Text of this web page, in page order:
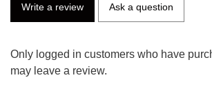
Write a review Ask a question
Only logged in customers who have
may leave a review.